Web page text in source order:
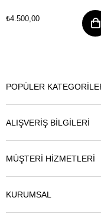
₺4.500,00
POPÜLER
ALIŞVERİŞ BİLGİLERİ
MÜŞTERİ HİZMETLERİ
KURUMSAL